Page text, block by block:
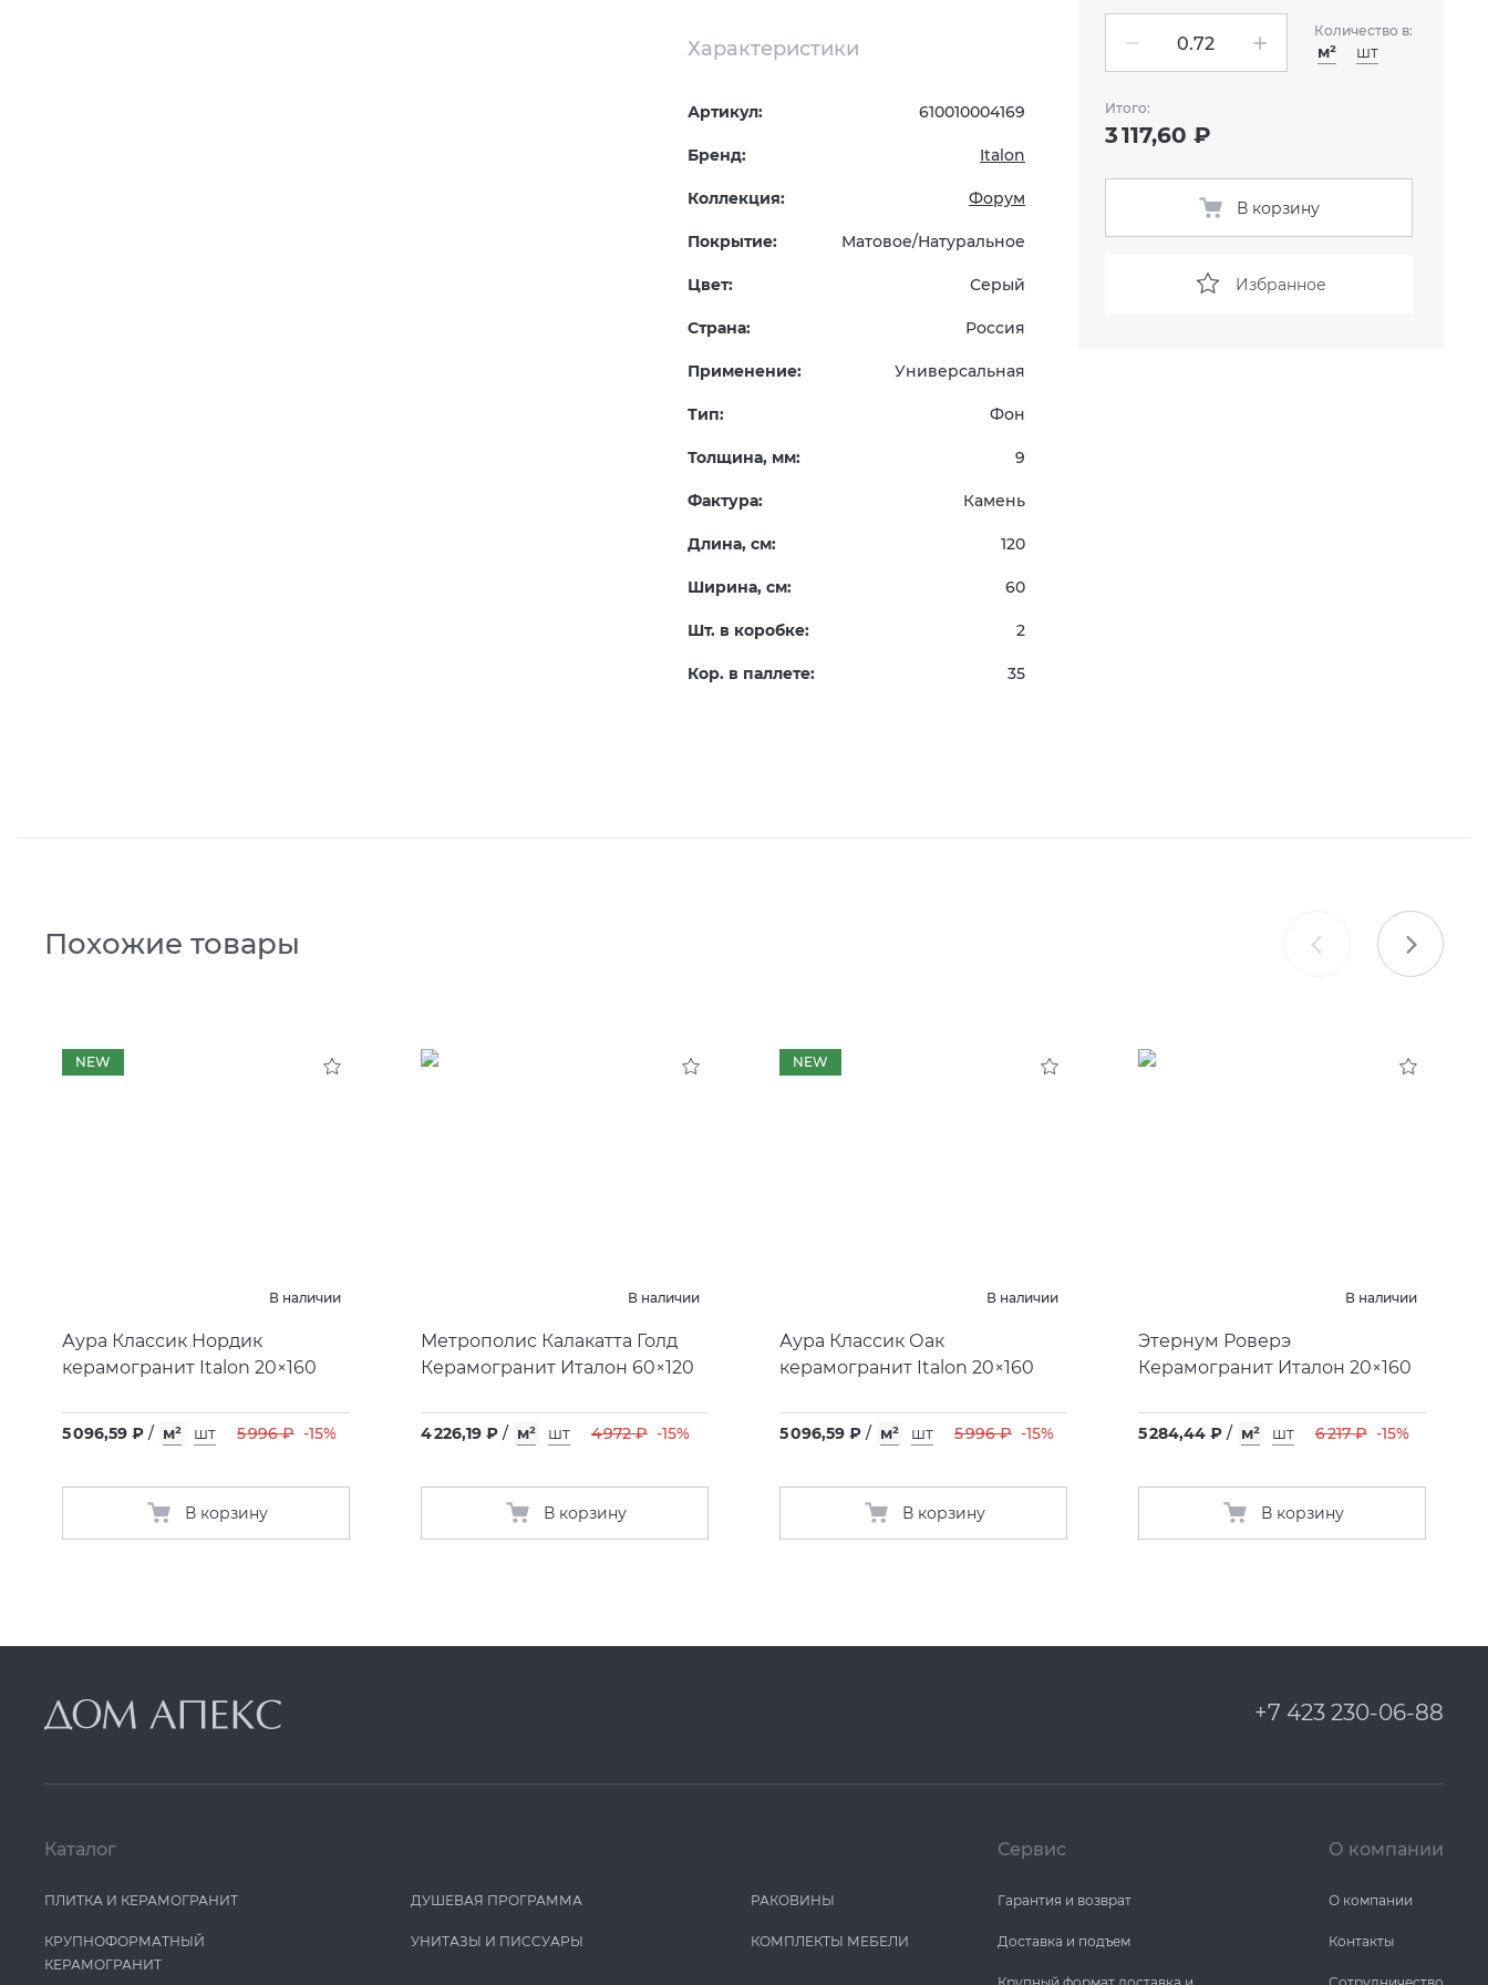
Характеристики
Артикул: 610010004169
Бренд: Italon
Коллекция: Форум
Покрытие: Матовое/Натуральное
Цвет: Серый
Страна: Россия
Применение: Универсальная
Тип: Фон
Толщина, мм: 9
Фактура: Камень
Длина, см: 120
Ширина, см: 60
Шт. в коробке: 2
Кор. в паллете: 35
Количество в:
м² шт
Итого:
3 117,60 ₽
В корзину
Избранное
Похожие товары
NEW
В наличии
Аура Классик Нордик
керамогранит Italon 20×160
5 096,59 ₽ / м² шт 5 996 ₽ -15%
В корзину
В наличии
Метрополис Калакатта Голд
Керамогранит Италон 60×120
4 226,19 ₽ / м² шт 4 972 ₽ -15%
В корзину
NEW
В наличии
Аура Классик Оак
керамогранит Italon 20×160
5 096,59 ₽ / м² шт 5 996 ₽ -15%
В корзину
В наличии
Этернум Роверэ
Керамогранит Италон 20×160
5 284,44 ₽ / м² шт 6 217 ₽ -15%
В корзину
+7 423 230-06-88
Каталог
ПЛИТКА И КЕРАМОГРАНИТ
КРУПНОФОРМАТНЫЙ
КЕРАМОГРАНИТ
ДУШЕВАЯ ПРОГРАММА
УНИТАЗЫ И ПИCCУАРЫ
РАКОВИНЫ
КОМПЛЕКТЫ МЕБЕЛИ
Сервис
Гарантия и возврат
Доставка и подъем
О компании
О компании
Контакты